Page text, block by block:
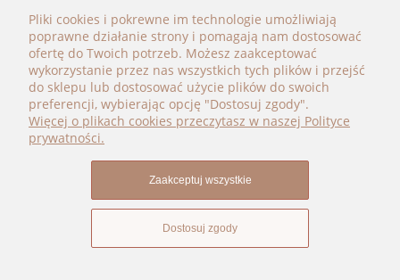
Promocje
Marki
BOHO BÉBÉ
kontakt@bohobebe.pl
+48 696 696 979
Instagram
Facebook
Pliki cookies i pokrewne im technologie umożliwiają
poprawne działanie strony i pomagają nam dostosować
ofertę do Twoich potrzeb. Możesz zaakceptować
wykorzystanie przez nas wszystkich tych plików i przejść
do sklepu lub dostosować użycie plików do swoich
preferencji, wybierając opcję "Dostosuj zgody".
Więcej o plikach cookies przeczytasz w naszej Polityce
prywatności.
Dostosuj zgody
Zaakceptuj wszystkie